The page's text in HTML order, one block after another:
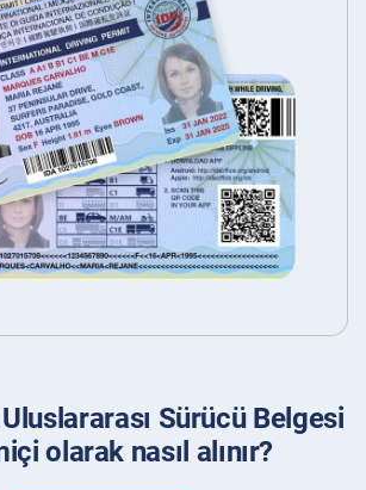
Sürücü Belgesi
olarak nasıl alınır?